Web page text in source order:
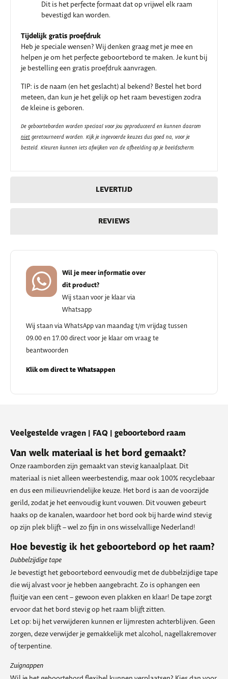
LEVERTIJD
REVIEWS
Dit is het perfecte formaat dat op vrijwel elk raam
bevestigd kan worden.
Tijdelijk gratis proefdruk
Heb je speciale wensen? Wij denken graag met je mee en
helpen je om het perfecte geboortebord te maken. Je kunt bij
je bestelling een gratis proefdruk aanvragen.
TIP: is de naam (en het geslacht) al bekend? Bestel het bord
meteen, dan kun je het gelijk op het raam bevestigen zodra
de kleine is geboren.
De geboorteborden worden speciaal voor jou geproduceerd en kunnen daarom
niet geretourneerd worden. Kijk je ingevoerde keuzes dus goed na, voor je
besteld. Kleuren kunnen iets afwijken van de afbeelding op je beeldscherm.
Wil je meer informatie over
dit product?
Wij staan voor je klaar via
Whatsapp
Wij staan via WhatsApp van maandag t/m vrijdag tussen
09.00 en 17.00 direct voor je klaar om vraag te
beantwoorden
Klik om direct te Whatsappen
Veelgestelde vragen | FAQ | geboortebord raam
Van welk materiaal is het bord gemaakt?
Onze raamborden zijn gemaakt van stevig kanaalplaat. Dit
materiaal is niet alleen weerbestendig, maar ook 100% recyclebaar
en dus een milieuvriendelijke keuze. Het bord is aan de voorzijde
gerild, zodat je het eenvoudig kunt vouwen. Dit vouwen gebeurt
haaks op de kanalen, waardoor het bord ook bij harde wind stevig
op zijn plek blijft – wel zo fijn in ons wisselvallige Nederland!
Hoe bevestig ik het geboortebord op het raam?
Dubbelzijdige tape
Je bevestigt het geboortebord eenvoudig met de dubbelzijdige tape
die wij alvast voor je hebben aangebracht. Zo is ophangen een
fluitje van een cent – gewoon even plakken en klaar! De tape zorgt
ervoor dat het bord stevig op het raam blijft zitten.
Let op: bij het verwijderen kunnen er lijmresten achterblijven. Geen
zorgen, deze verwijder je gemakkelijk met alcohol, nagellakremover
of terpentine.
Zuignappen